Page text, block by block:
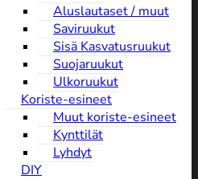
Aluslautaset / muut
Saviruukut
Sisä Kasvatusruukut
Suojaruukut
Ulkoruukut
Koriste-esineet
Muut koriste-esineet
Kynttilät
Lyhdyt
DIY